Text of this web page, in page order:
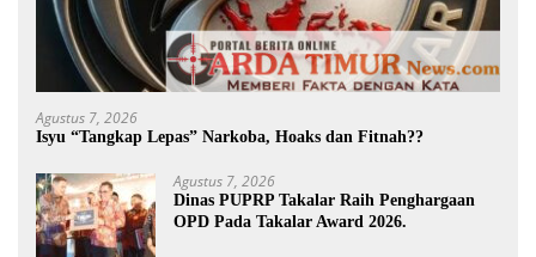
Agustus 7, 2026
Isyu “Tangkap Lepas” Narkoba, Hoaks dan Fitnah??
Agustus 7, 2026
Dinas PUPRP Takalar Raih Penghargaan
OPD Pada Takalar Award 2026.